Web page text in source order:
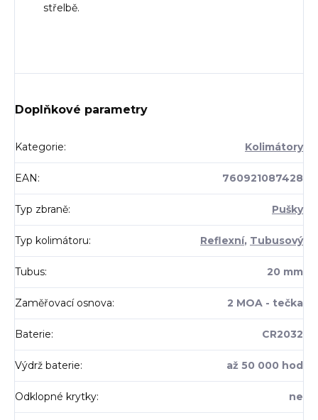
střelbě.
Doplňkové parametry
Kategorie: Kolimátory
EAN: 760921087428
Typ zbraně: Pušky
Typ kolimátoru: Reflexní, Tubusový
Tubus: 20 mm
Zaměřovací osnova: 2 MOA - tečka
Baterie: CR2032
Výdrž baterie: až 50 000 hod
Odklopné krytky: ne